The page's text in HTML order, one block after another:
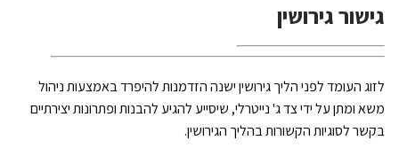
גישור גירושין
לזוג העומד לפני הליך גירושין ישנה הזדמנות להיפרד באמצעות ניהול
משא ומתן על ידי צד ג' נייטרלי, שיסייע להגיע להבנות ופתרונות יצירתיים
בקשר לסוגיות הקשורות בהליך הגירושין.